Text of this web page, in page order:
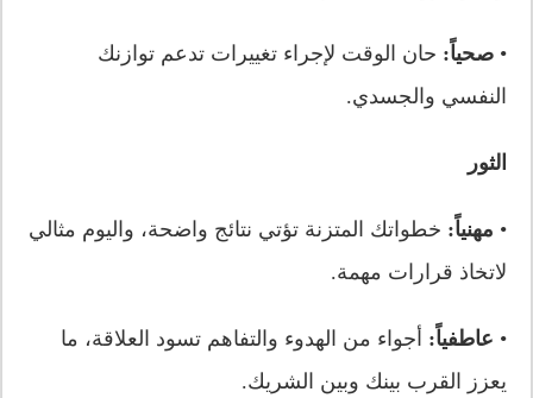
•صحياً: حان الوقت لإجراء تغييرات تدعم توازنك
النفسي والجسدي.
الثور
• مهنياً: خطواتك المتزنة تؤتي نتائج واضحة، واليوم مثالي
لاتخاذ قرارات مهمة.
• عاطفياً: أجواء من الهدوء والتفاهم تسود العلاقة، ما
يعزز القرب بينك وبين الشريك.